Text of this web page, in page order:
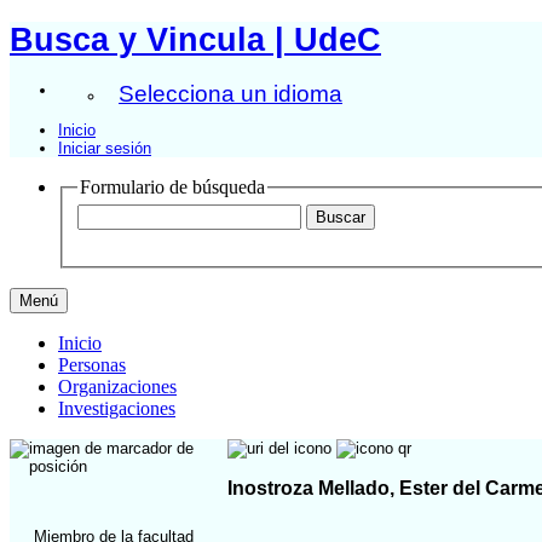
Busca y Vincula | UdeC
Selecciona un idioma
Inicio
Iniciar sesión
Formulario de búsqueda
Menú
Inicio
Personas
Organizaciones
Investigaciones
Inostroza Mellado, Ester del
Miembro de la facultad